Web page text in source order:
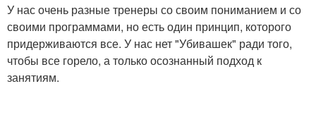
У нас очень разные тренеры со своим пониманием и со
своими программами, но есть один принцип, которого
придерживаются все. У нас нет "Убивашек" ради того,
чтобы все горело, а только осознанный подход к
занятиям.